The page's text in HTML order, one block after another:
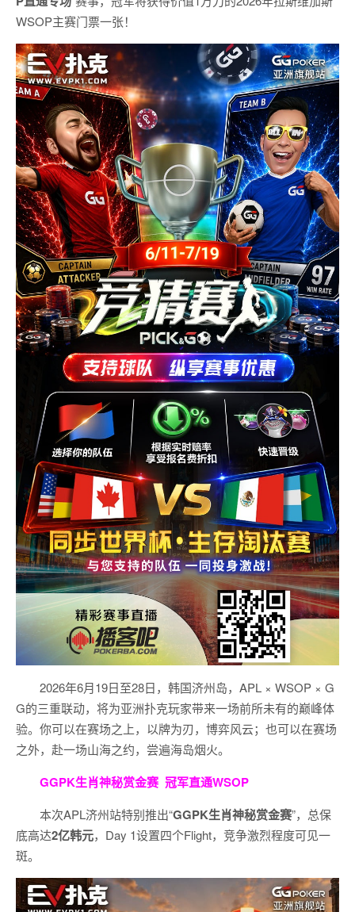
WSOP主赛门票一张！
2026年6月19日至28日，韩国济州岛，APL × WSOP × G
G的三重联动，将为亚洲扑克玩家带来一场前所未有的巅峰体
验。 你可以在赛场之上，以牌为刃，博弈风云；也可以在赛场
之外，赴一场山海之约，尝遍海岛烟火。
GGPK生肖神秘赏金赛 冠军直通WSOP
本次APL济州站特别推出“GGPK生肖神秘赏金赛”，总保
底高达2亿韩元，Day 1设置四个Flight，竞争激烈程度可见一
斑。